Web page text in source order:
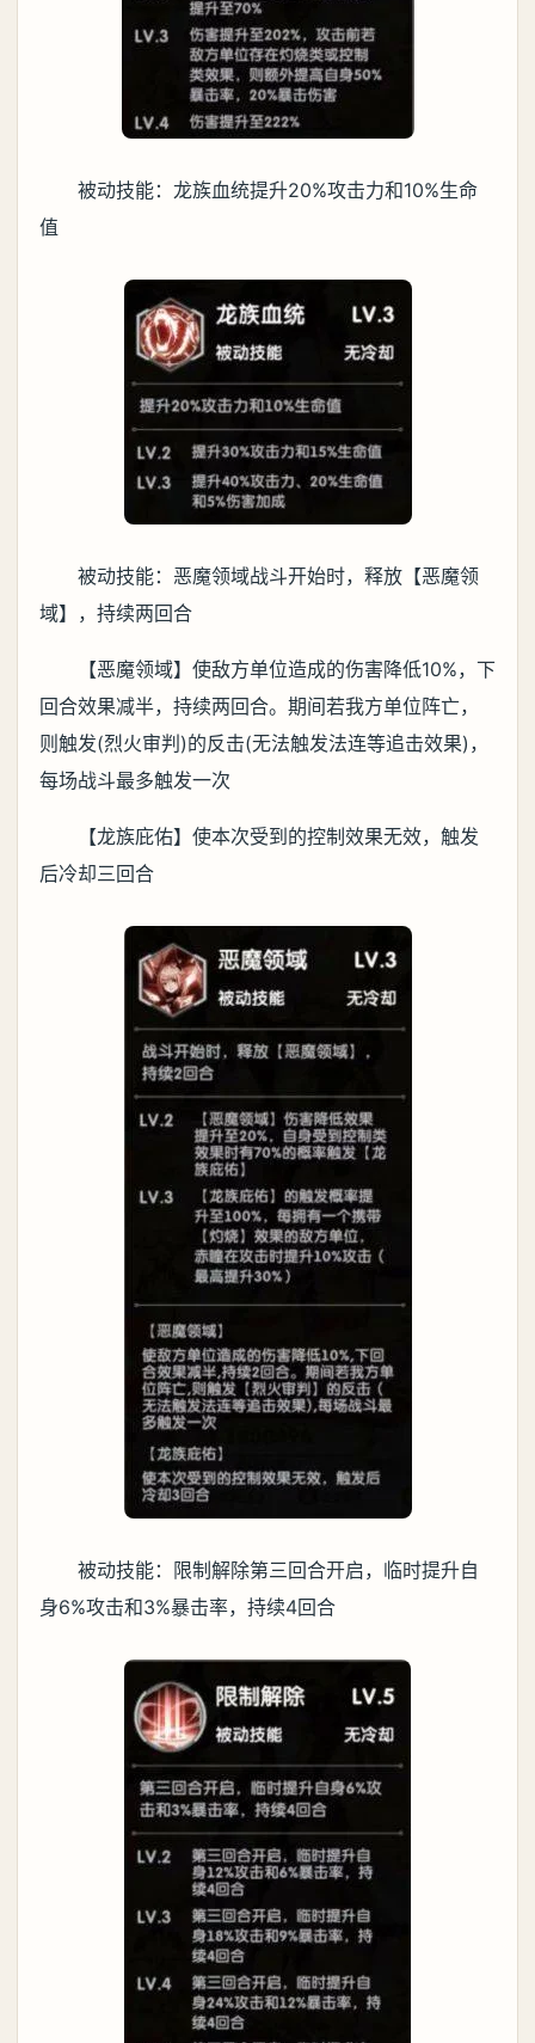
被动技能：龙族血统提升20%攻击力和10%生命
值
被动技能：恶魔领域战斗开始时，释放【恶魔领
域】，持续两回合
【恶魔领域】使敌方单位造成的伤害降低10%，下
回合效果减半，持续两回合。期间若我方单位阵亡，
则触发(烈火审判)的反击(无法触发法连等追击效果)，
每场战斗最多触发一次
【龙族庇佑】使本次受到的控制效果无效，触发
后冷却三回合
被动技能：限制解除第三回合开启，临时提升自
身6%攻击和3%暴击率，持续4回合